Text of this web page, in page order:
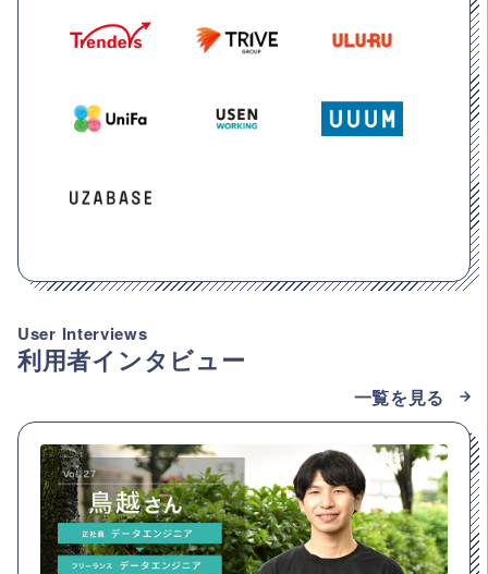
User Interviews
利用者インタビュー
一覧を見る